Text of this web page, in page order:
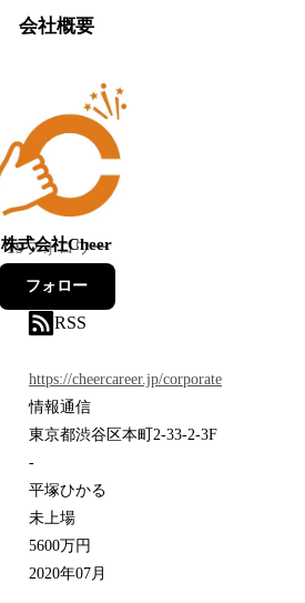
会社概要
株式会社Cheer
19フォロワー
フォロー
RSS
https://cheercareer.jp/corporate
情報通信
東京都渋谷区本町2-33-2-3F
-
平塚ひかる
未上場
5600万円
2020年07月